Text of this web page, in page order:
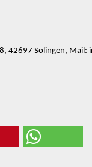
42697 Solingen,